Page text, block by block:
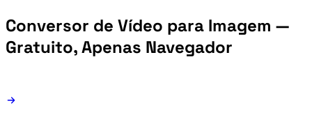
Conversor de Vídeo para Imagem —
Gratuito, Apenas Navegador